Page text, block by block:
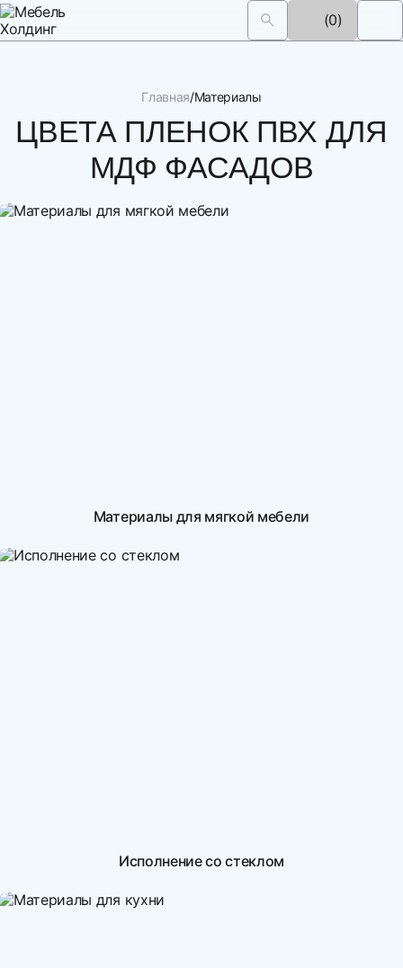
(0)
Главная Материалы
ЦВЕТА ПЛЕНОК ПВХ ДЛЯ
МДФ ФАСАДОВ
Материалы для мягкой мебели
Исполнение со стеклом